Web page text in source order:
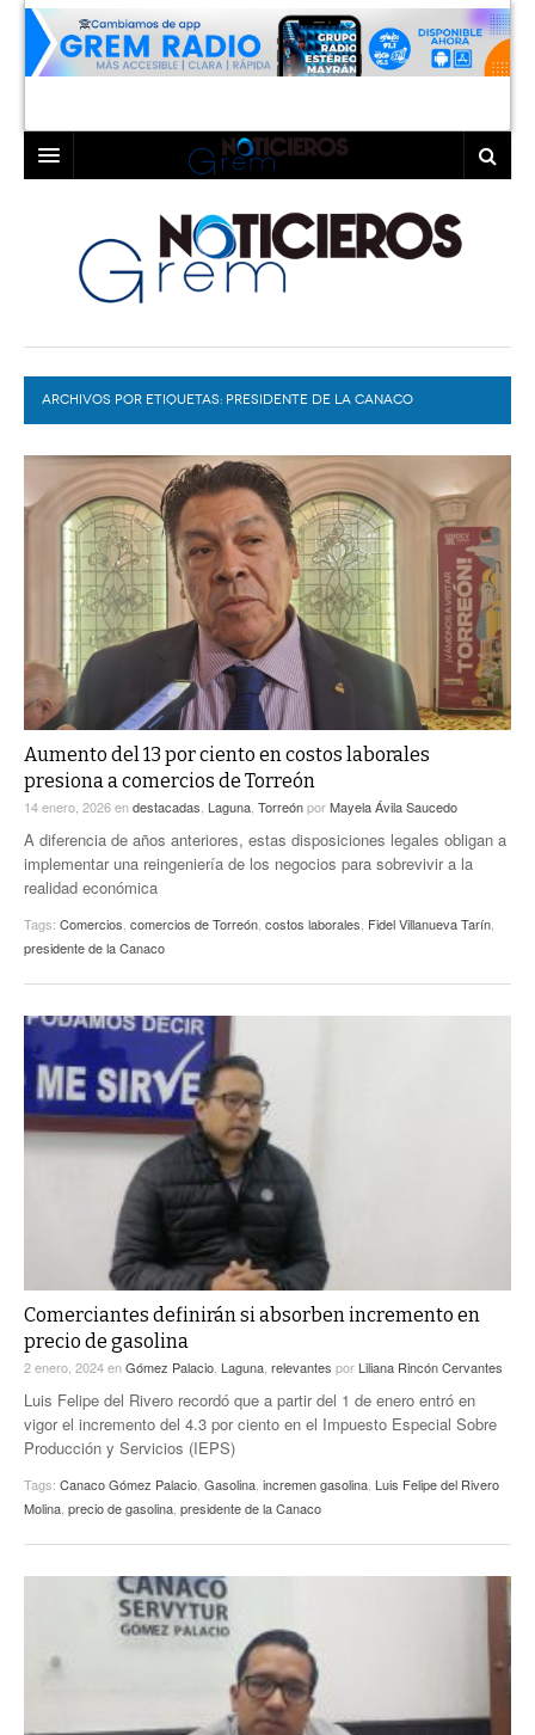
LAGUNA
TORREÓN
GÓMEZ PALACIO
LERDO
COAHUILA
DURANGO
DEPORTES
EXA
EL EXACTO
EXA INFORMA
GLOBO
CONTEXTOS
TRAYECTO LAGUNA
A MEDIA MAÑANA
A TODA LEY
DIÁLOGOS CON LA HISTORIA
TWEETS AND BEATS
LA MEJOR 97.1 ESTÉREO GALLITO
ACTUALIDADES GREM
PULSO
LA MEJOR INFORMACIÓN
COLABORADORES
PC29
ACTUALIDADES GREM
ARCHIVOS POR ETIQUETAS: PRESIDENTE DE LA CANACO
Aumento del 13 por ciento en costos laborales
presiona a comercios de Torreón
14 enero, 2026endestacadas Laguna TorreónporMayela Ávila Saucedo
A diferencia de años anteriores, estas disposiciones legales obligan a
implementar una reingeniería de los negocios para sobrevivir a la
realidad económica
Tags: Comercios comercios de Torreón costos laborales Fidel Villanueva Tarín
presidente de la Canaco
Comerciantes definirán si absorben incremento en
precio de gasolina
2 enero, 2024enGómez Palacio Laguna relevantes por Liliana Rincón Cervantes
Luis Felipe del Rivero recordó que a partir del 1 de enero entró en
vigor el incremento del 4.3 por ciento en el Impuesto Especial Sobre
Producción y Servicios (IEPS)
Tags: Canaco Gómez Palacio Gasolina incremen gasolina Luis Felipe del Rivero
Molina precio de gasolina presidente de la Canaco